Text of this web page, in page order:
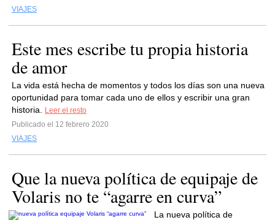
VIAJES
Este mes escribe tu propia historia
de amor
La vida está hecha de momentos y todos los días son una nueva
oportunidad para tomar cada uno de ellos y escribir una gran
historia.
Leer el resto
Publicado el 12 febrero 2020
VIAJES
Que la nueva política de equipaje de
Volaris no te “agarre en curva”
La nueva política de